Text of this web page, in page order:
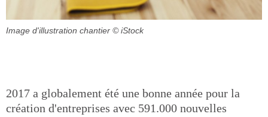
Image d'illustration chantier © iStock
2017 a globalement été une bonne année pour la
création d'entreprises avec 591.000 nouvelles